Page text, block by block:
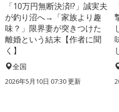
「10万円無断決済!?」誠実夫
が釣り沼へ→「家族より趣
味？」限界妻が突きつけた
離婚という結末【作者に聞
く】
全国
2026年5月10日 07:30 更新